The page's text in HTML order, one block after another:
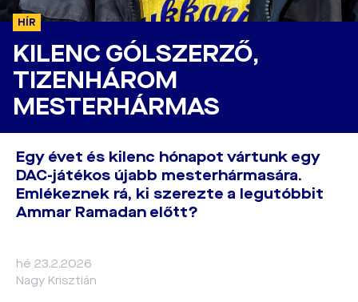
HÍR
KILENC GÓLSZERZŐ,
TIZENHÁROM
MESTERHÁRMAS
Egy évet és kilenc hónapot vártunk egy
DAC-játékos újabb mesterhármasára.
Emlékeznek rá, ki szerezte a legutóbbit
Ammar Ramadan előtt?
hé 23.2.2026
Nagy Krisztián